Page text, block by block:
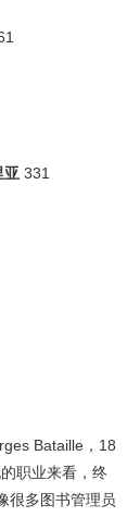
亚 331
Bataille，18
职业来看，终
很多图书管理员